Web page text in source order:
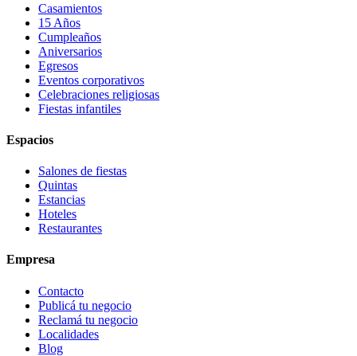
Casamientos
15 Años
Cumpleaños
Aniversarios
Egresos
Eventos corporativos
Celebraciones religiosas
Fiestas infantiles
Espacios
Salones de fiestas
Quintas
Estancias
Hoteles
Restaurantes
Empresa
Contacto
Publicá tu negocio
Reclamá tu negocio
Localidades
Blog